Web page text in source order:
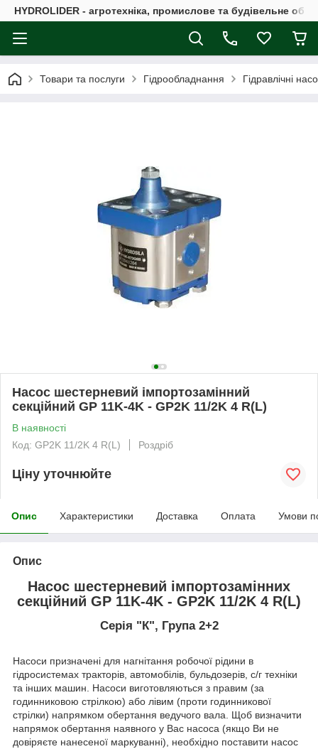
HYDROLIDER - агротехніка, промислове та будівельне
Товари та послуги Гідрообладнання Гідравлічні
Насос шестерневий імпортозамінний
секційний GP 11K-4K - GP2K 11/2K 4 R(L)
В наявності
Код: GP2K 11/2K 4 R(L)
Роздріб
Ціну уточнюйте
Опис Характеристики Доставка Оплата Умови
Опис
Насос шестерневий імпортозамінних
секційний GP 11K-4K - GP2K 11/2K 4 R(L)
Серія "К", Група 2+2
Насоси призначені для нагнітання робочої рідини в
гідросистемах тракторів, автомобілів, бульдозерів, с/г техніки
та інших машин. Насоси виготовляються з правим (за
годинниковою стрілкою) або лівим (проти годинникової
стрілки) напрямком обертання ведучого вала. Щоб визначити
напрямок обертання наявного у Вас насоса (якщо Ви не
довіряєте нанесеної маркуванні), необхідно поставити насос